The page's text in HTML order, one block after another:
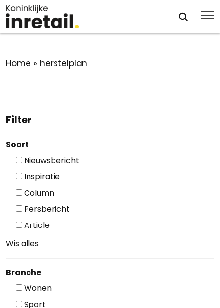
Home » herstelplan
Filter
Soort
Nieuwsbericht
Inspiratie
Column
Persbericht
Article
Wis alles
Branche
Wonen
Sport